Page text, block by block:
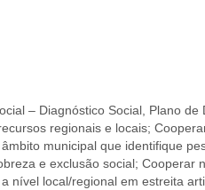
– Diagnóstico Social, Plano de
regionais e locais;
municipal que identifique
e exclusão social; Cooperar
nível local/regional em estreita